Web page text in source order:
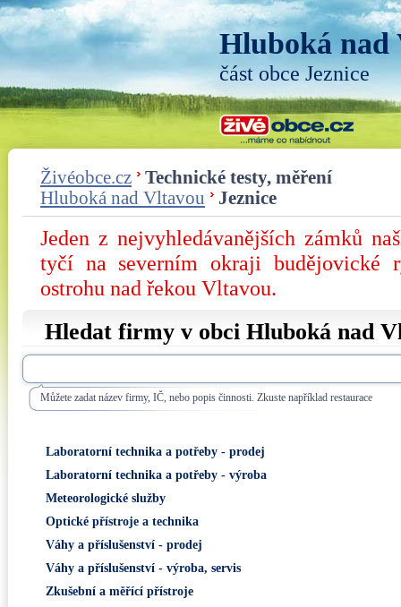
Hluboká nad
část obce Jeznice
Živéobce.cz
Technické testy, měření
Hluboká nad Vltavou
Jeznice
Jeden z nejvyhledávanějších zámků
tyčí na severním okraji budějovické
ostrohu nad řekou Vltavou.
Hledat firmy v obci Hluboká nad
Můžete zadat název firmy, IČ, nebo popis činnosti. Zkuste například restaurace
Laboratorní technika a potřeby - prodej
Laboratorní technika a potřeby - výroba
Meteorologické služby
Optické přístroje a technika
Váhy a příslušenství - prodej
Váhy a příslušenství - výroba, servis
Zkušební a měřící přístroje